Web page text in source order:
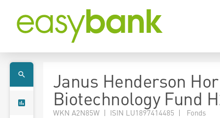
Janus Henderson
Biotechnology Fund
WKN A2N85W | ISIN LU1897414485 | Fonds